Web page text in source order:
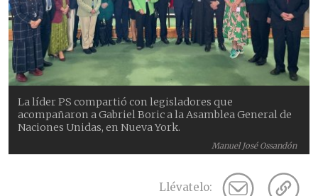
Manuel José Ossandón
La líder PS compartió con legisladores que
acompañaron a Gabriel Boric a la Asamblea General de
Naciones Unidas, en Nueva York.
Llévatelo: